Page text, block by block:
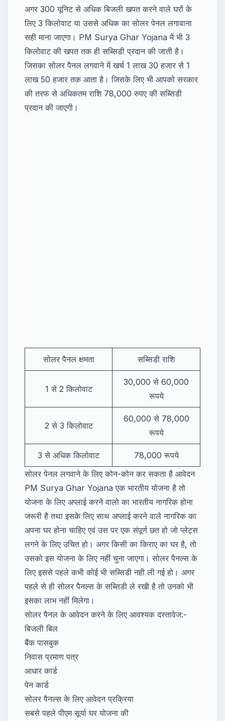
अगर 300 यूनिट से अधिक बिजली खपत करने वाले घरों के
लिए 3 किलोवाट या उससे अधिक का सोलर पेनल लगावाना
सही माना जाएगा। PM Surya Ghar Yojana में भी 3
किलोवाट की खपत तक ही सब्सिडी प्रदान की जाती है।
जिसका सोलर पैनल लगवाने में खर्च 1 लाख 30 हजार से 1
लाख 50 हजार तक आता है। जिसके लिए भी आपको सरकार
की तरफ से अधिकतम राशि 78,000 रुपए की सब्सिडी
प्रदान की जाएगी।
सोलर पैनल क्षमता सब्सिडी राशि
1 से 2 किलोवाट
30,000 से 60,000
रूपये
2 से 3 किलोवाट
60,000 से 78,000
रूपये
3 से अधिक किलोवाट
78,000 रूपये
सोलर पेनल लगवाने के लिए कोन-कोन कर सकता है आवेदन
PM Surya Ghar Yojana एक भारतीय योजना है तो
योजना के लिए अप्लाई करने वालो का भारतीय नागरिक होना
जरूरी है तथा इसके लिए साथ अप्लाई करने वाले नागरिक का
अपना घर होना चाहिए एवं उस पर एक संपूर्ण छत हो जो प्लेट्स
लगने के लिए उचित हो। अगर किसी का किराए का घर है, तो
उसको इस योजना के लिए नहीं चुना जाएगा। सोलर पैनल्स के
लिए इससे पहले कभी कोई भी सब्सिडी नही ली गई हो। अगर
पहले से ही सोलर पैनल्स के सब्सिडी ले रखी है तो उनको भी
इसका लाभ नहीं मिलेगा।
सोलर पैनल के आवेदन करने के लिए आवश्यक दस्तावेज:-
​बिजली बिल
​बैंक पासबुक
​निवास प्रमाण पत्र
​आधार कार्ड
​पेन कार्ड
सोलर पैनल्स के लिए आवेदन प्रक्रिया
सबसे पहले पीएम सूर्या घर योजना की